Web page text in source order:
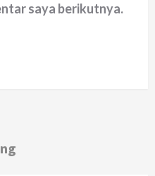
saya berikutnya.